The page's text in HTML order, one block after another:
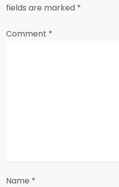
i
fields are marked *
Comment *
Name *